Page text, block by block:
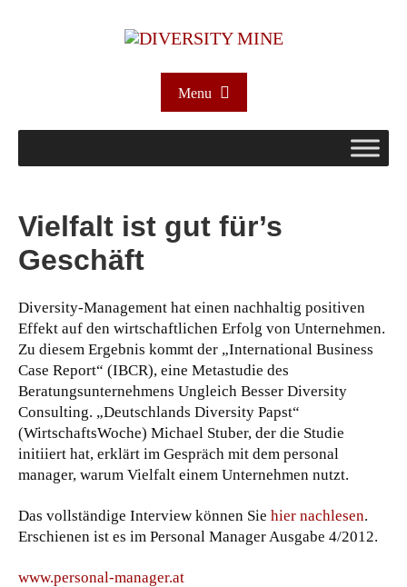
Menu
Vielfalt ist gut für’s
Geschäft
Diversity-Management hat einen nachhaltig positiven
Effekt auf den wirtschaftlichen Erfolg von Unternehmen.
Zu diesem Ergebnis kommt der „International Business
Case Report“ (IBCR), eine Metastudie des
Beratungsunternehmens Ungleich Besser Diversity
Consulting. „Deutschlands Diversity Papst“
(WirtschaftsWoche) Michael Stuber, der die Studie
initiiert hat, erklärt im Gespräch mit dem personal
manager, warum Vielfalt einem Unternehmen nutzt.
Das vollständige Interview können Sie hier nachlesen.
Erschienen ist es im Personal Manager Ausgabe 4/2012.
www.personal-manager.at